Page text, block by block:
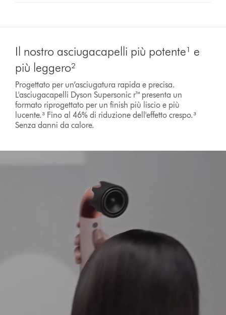
Il nostro asciugacapelli più potente¹ e
più leggero²
Progettato per un’asciugatura rapida e precisa.
L'asciugacapelli Dyson Supersonic r™ presenta un
formato riprogettato per un finish più liscio e più
lucente.³ Fino al 46% di riduzione dell'effetto crespo.³
Senza danni da calore.
Apri
trascrizione